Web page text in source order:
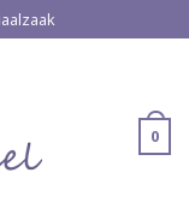
0